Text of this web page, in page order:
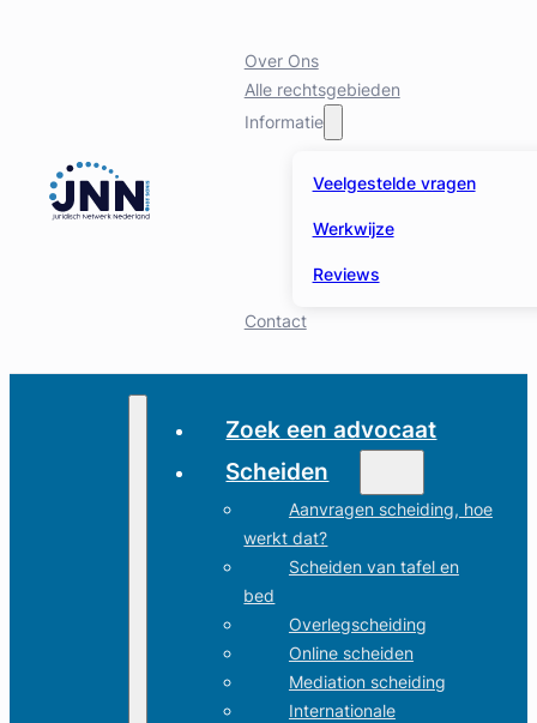
Over Ons
Alle rechtsgebieden
Informatie
Veelgestelde vragen
Werkwijze
Reviews
Contact
Zoek een advocaat
Scheiden
Aanvragen scheiding, hoe
werkt dat?
Scheiden van tafel en
bed
Overlegscheiding
Online scheiden
Mediation scheiding
Internationale